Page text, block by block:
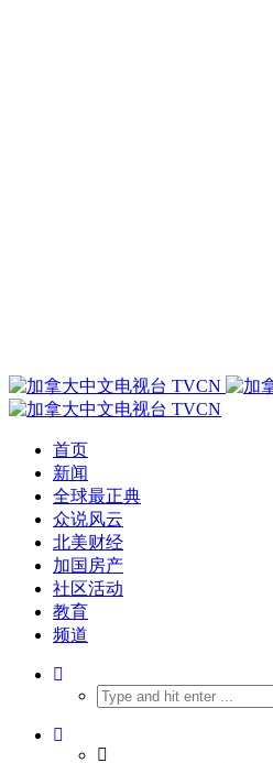
首页
新闻
全球最正典
众说风云
北美财经
加国房产
社区活动
教育
频道